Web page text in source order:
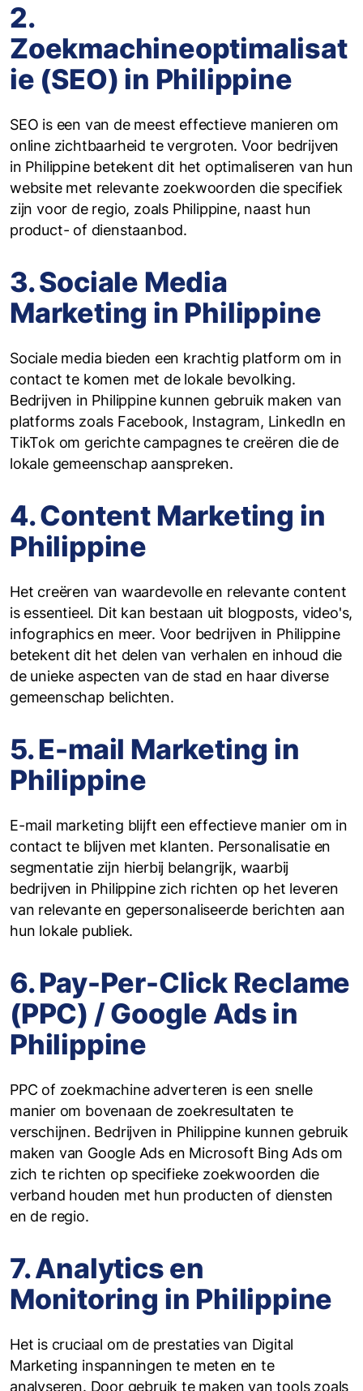
2.
Zoekmachineoptimalisat
ie (SEO) in Philippine
SEO is een van de meest effectieve manieren om
online zichtbaarheid te vergroten. Voor bedrijven
in Philippine betekent dit het optimaliseren van hun
website met relevante zoekwoorden die specifiek
zijn voor de regio, zoals Philippine, naast hun
product- of dienstaanbod.
3. Sociale Media
Marketing in Philippine
Sociale media bieden een krachtig platform om in
contact te komen met de lokale bevolking.
Bedrijven in Philippine kunnen gebruik maken van
platforms zoals Facebook, Instagram, LinkedIn en
TikTok om gerichte campagnes te creëren die de
lokale gemeenschap aanspreken.
4. Content Marketing in
Philippine
Het creëren van waardevolle en relevante content
is essentieel. Dit kan bestaan uit blogposts, video's,
infographics en meer. Voor bedrijven in Philippine
betekent dit het delen van verhalen en inhoud die
de unieke aspecten van de stad en haar diverse
gemeenschap belichten.
5. E-mail Marketing in
Philippine
E-mail marketing blijft een effectieve manier om in
contact te blijven met klanten. Personalisatie en
segmentatie zijn hierbij belangrijk, waarbij
bedrijven in Philippine zich richten op het leveren
van relevante en gepersonaliseerde berichten aan
hun lokale publiek.
6. Pay-Per-Click Reclame
(PPC) / Google Ads in
Philippine
PPC of zoekmachine adverteren is een snelle
manier om bovenaan de zoekresultaten te
verschijnen. Bedrijven in Philippine kunnen gebruik
maken van Google Ads en Microsoft Bing Ads om
zich te richten op specifieke zoekwoorden die
verband houden met hun producten of diensten
en de regio.
7. Analytics en
Monitoring in Philippine
Het is cruciaal om de prestaties van Digital
Marketing inspanningen te meten en te
analyseren. Door gebruik te maken van tools zoals